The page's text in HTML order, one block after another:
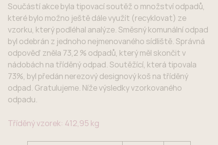
Součástí akce byla tipovací soutěž o množství odpadů,
které bylo možno ještě dále využít (recyklovat) ze
vzorku, který podléhal analýze. Směsný komunální odpad
byl odebrán z jednoho nejmenovaného sídliště. Správná
odpověď zněla 73,2 % odpadů, který měl skončit v
nádobách na tříděný odpad. Soutěžící, která tipovala
73%, byl předán nerezový designový koš na tříděný
odpad. Gratulujeme. Níže výsledky vzorkovaného
odpadu.
Tříděný vzorek: 412,95 kg